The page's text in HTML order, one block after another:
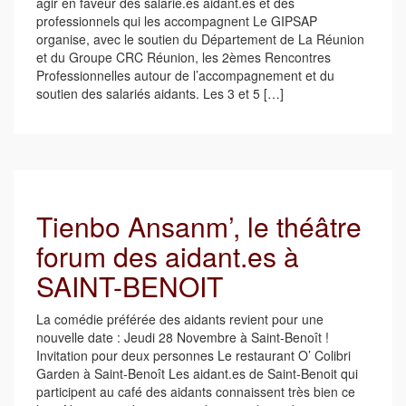
professionnels qui les accompagnent Le GIPSAP
organise, avec le soutien du Département de La Réunion
et du Groupe CRC Réunion, les 2èmes Rencontres
Professionnelles autour de l’accompagnement et du
soutien des salariés aidants. Les 3 et 5 […]
Tienbo Ansanm’, le théâtre
forum des aidant.es à
SAINT-BENOIT
La comédie préférée des aidants revient pour une
nouvelle date : Jeudi 28 Novembre à Saint-Benoît !
Invitation pour deux personnes Le restaurant O’ Colibri
Garden à Saint-Benoît Les aidant.es de Saint-Benoit qui
participent au café des aidants connaissent très bien ce